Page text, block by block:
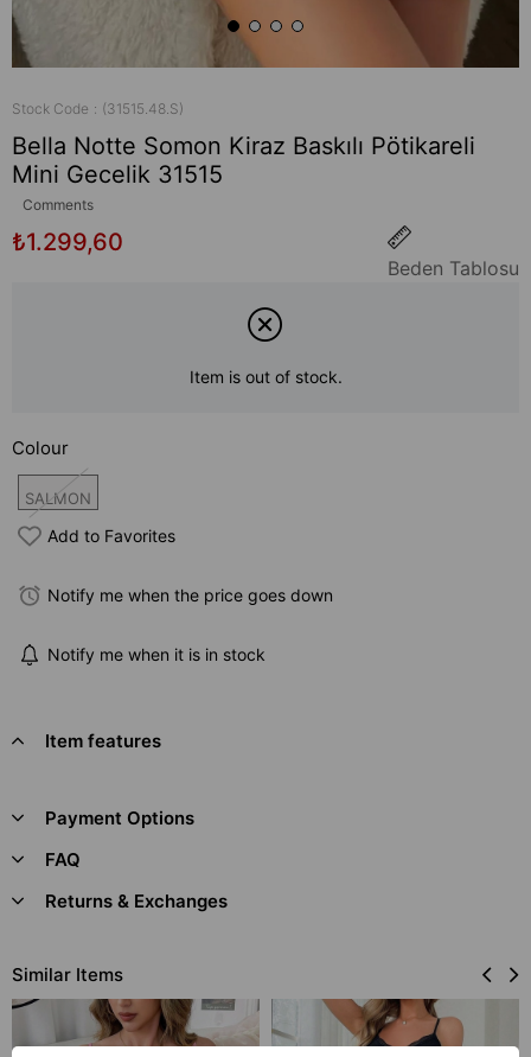
Stock Code (31515.48.S)
Bella Notte Somon Kiraz Baskılı Pötikareli
Mini Gecelik 31515
Comments
₺1.299,60
Beden Tablosu
Item is out of stock.
Colour
SALMON
Add to Favorites
Notify me when the price goes down
Notify me when it is in stock
Item features
Payment Options
FAQ
Returns & Exchanges
Similar Items